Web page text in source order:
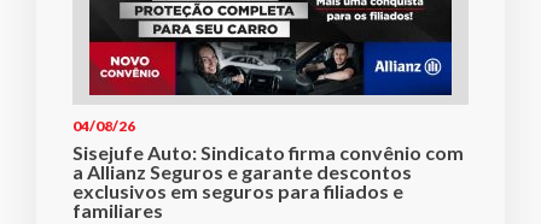
04/08/26
Sisejufe Auto: Sindicato firma convênio com
a Allianz Seguros e garante descontos
exclusivos em seguros para filiados e
familiares